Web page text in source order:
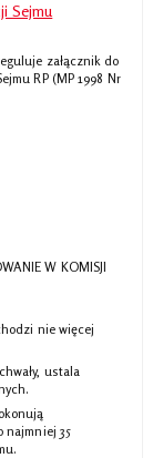
Sejmu
załącznik do
RP (MP 1998 Nr
W KOMISJI
nie więcej
ustala
najmniej 35